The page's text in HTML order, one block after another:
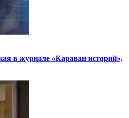
в журнале «Караван историй»,